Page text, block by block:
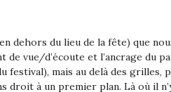
dehors du lieu de la fête) que
vue/d’écoute et l’ancrage du
mais au delà des grilles,
droit à un premier plan. Là où il